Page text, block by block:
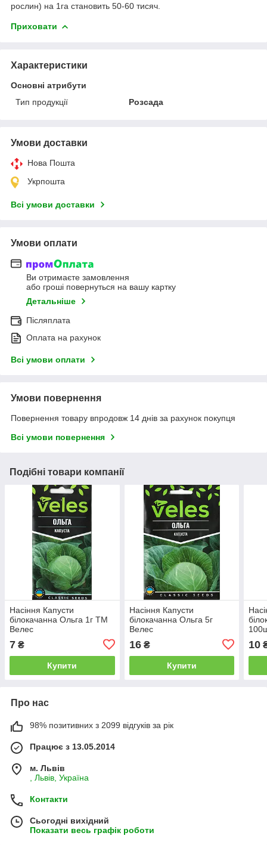
рослин) на 1га становить 50-60 тисяч.
Приховати
Характеристики
Основні атрибути
Тип продукції
Розсада
Умови доставки
Нова Пошта
Укрпошта
Всі умови доставки
Умови оплати
Ви отримаєте замовлення
або гроші повернуться на вашу картку
Детальніше
Післяплата
Оплата на рахунок
Всі умови оплати
Умови повернення
Повернення товару впродовж 14 днів за рахунок покупця
Всі умови повернення
Подібні товари компанії
Насіння Капусти
білокачанна Ольга 1г ТМ
Велес
7 ₴
Купити
Насіння Капусти
білокачанна Ольга 5г
Велес
16₴
Купити
10
Про нас
98% позитивних з 2099 відгуків за рік
Працює з 13.05.2014
м. Львів
, Львів, Україна
Контакти
Сьогодні вихідний
Показати весь графік роботи